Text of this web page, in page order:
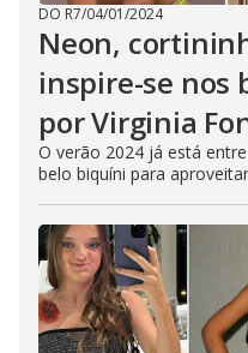
DO R7/04/01/2024
Neon,
inspire-se nos
por Virginia
O verão 2024 já está
belo biquíni para